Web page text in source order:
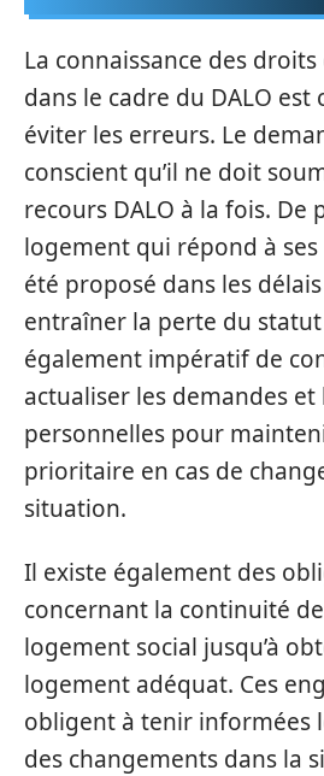
La connaissance des
dans le cadre du DALO est
éviter les erreurs. Le
conscient qu’il ne doit
recours DALO à la fois. De
logement qui répond à
été proposé dans les
entraîner la perte du
également impératif de
actualiser les demandes
personnelles pour
prioritaire en cas de
situation.
Il existe également des
concernant la continuité
logement social jusqu’à
logement adéquat. Ces
obligent à tenir informées
des changements dans la